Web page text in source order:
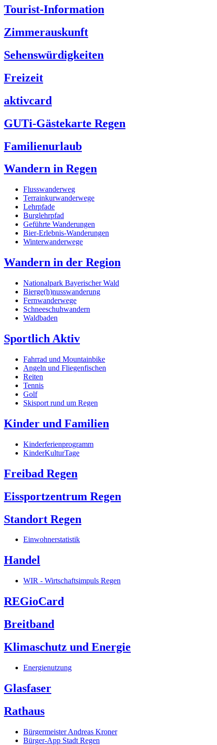
Tourist-Information
Zimmerauskunft
Sehenswürdigkeiten
Freizeit
aktivcard
GUTi-Gästekarte Regen
Familienurlaub
Wandern in Regen
Flusswanderweg
Terrainkurwanderwege
Lehrpfade
Burglehrpfad
Geführte Wanderungen
Bier-Erlebnis-Wanderungen
Winterwanderwege
Wandern in der Region
Nationalpark Bayerischer Wald
Bierge(h)nusswanderung
Fernwanderwege
Schneeschuhwandern
Waldbaden
Sportlich Aktiv
Fahrrad und Mountainbike
Angeln und Fliegenfischen
Reiten
Tennis
Golf
Skisport rund um Regen
Kinder und Familien
Kinderferienprogramm
KinderKulturTage
Freibad Regen
Eissportzentrum Regen
Standort Regen
Einwohnerstatistik
Handel
WIR - Wirtschaftsimpuls Regen
REGioCard
Breitband
Klimaschutz und Energie
Energienutzung
Glasfaser
Rathaus
Bürgermeister Andreas Kroner
Bürger-App Stadt Regen